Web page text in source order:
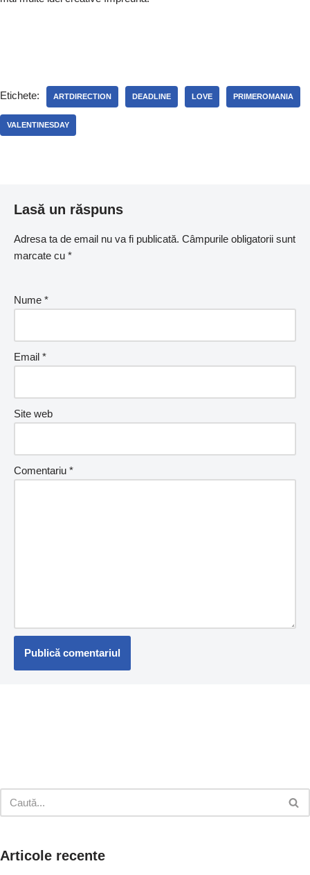
Etichete: ARTDIRECTION DEADLINE LOVE PRIMEROMANIA
VALENTINESDAY
Lasă un răspuns
Adresa ta de email nu va fi publicată. Câmpurile obligatorii sunt
marcate cu *
Nume *
Email *
Site web
Comentariu *
Articole recente